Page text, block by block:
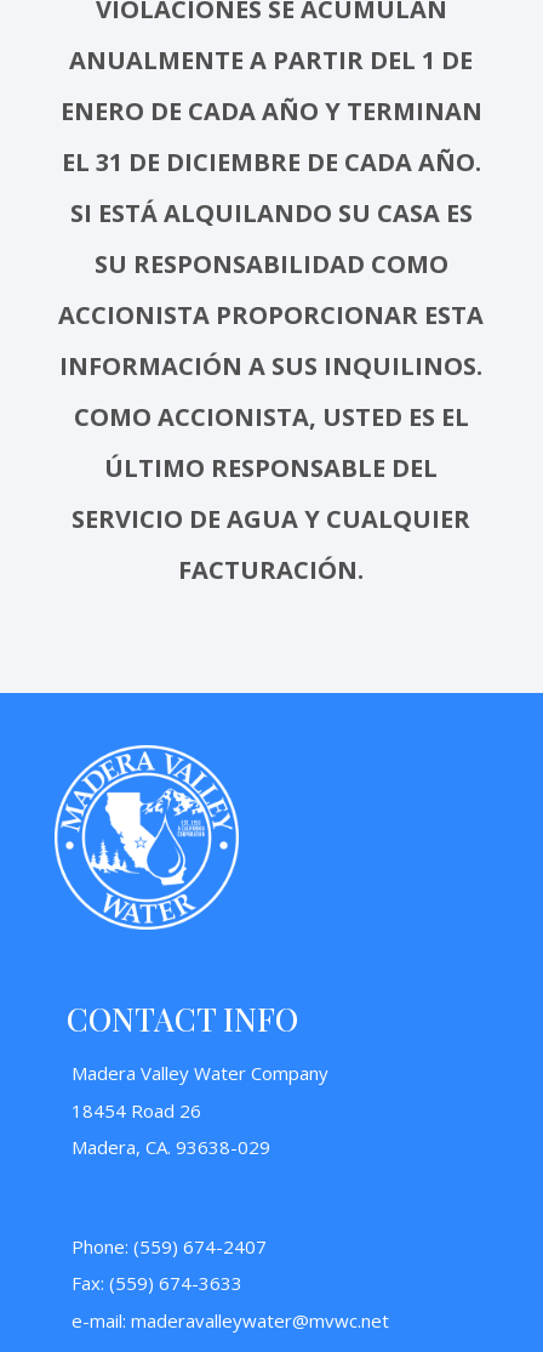
VIOLACIONES SE ACUMULAN
ANUALMENTE A PARTIR DEL 1 DE
ENERO DE CADA AÑO Y TERMINAN
EL 31 DE DICIEMBRE DE CADA AÑO.
SI ESTÁ ALQUILANDO SU CASA ES
SU RESPONSABILIDAD COMO
ACCIONISTA PROPORCIONAR ESTA
INFORMACIÓN A SUS INQUILINOS.
COMO ACCIONISTA, USTED ES EL
ÚLTIMO RESPONSABLE DEL
SERVICIO DE AGUA Y CUALQUIER
FACTURACIÓN.
CONTACT INFO
Madera Valley Water Company
18454 Road 26
Madera, CA. 93638-029
Phone: (559) 674-2407
Fax: (559) 674-3633
e-mail: maderavalleywater@mvwc.net